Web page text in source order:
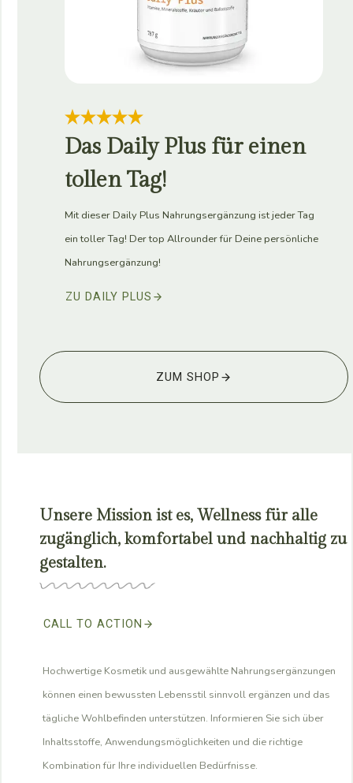
Das Daily Plus für einen
tollen Tag!
Mit dieser Daily Plus Nahrungsergänzung ist jeder Tag
ein toller Tag! Der top Allrounder für Deine persönliche
Nahrungsergänzung!
ZU DAILY PLUS
ZUM SHOP
Unsere Mission ist es, Wellness für alle
zugänglich, komfortabel und nachhaltig zu
gestalten.
CALL TO ACTION
Hochwertige Kosmetik und ausgewählte Nahrungsergänzungen
können einen bewussten Lebensstil sinnvoll ergänzen und das
tägliche Wohlbefinden unterstützen. Informieren Sie sich über
Inhaltsstoffe, Anwendungsmöglichkeiten und die richtige
Kombination für Ihre individuellen Bedürfnisse.